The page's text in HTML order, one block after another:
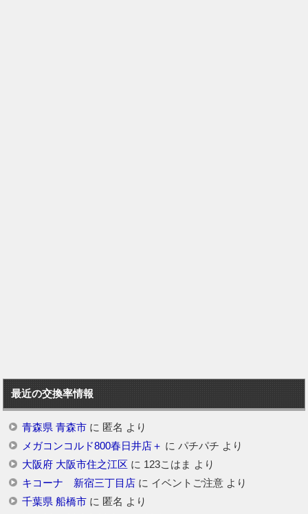
最近の交換率情報
青森県 青森市に 匿名 より
メガコンコルド800春日井店＋ に パチパチ より
大阪府 大阪市住之江区 に 123こはま より
キコーナ 新宿三丁目店に イベントご注意より
千葉県 船橋市に 匿名 より